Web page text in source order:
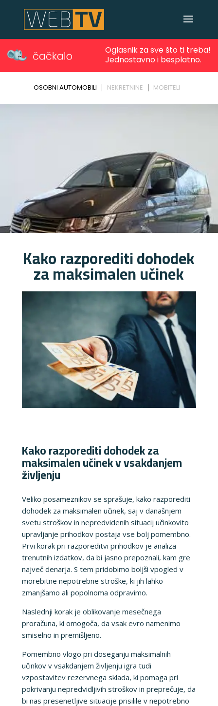
Kako razporediti dohodek
za maksimalen učinek
Kako razporediti dohodek za
maksimalen učinek v vsakdanjem
življenju
Veliko posameznikov se sprašuje, kako razporediti
dohodek za maksimalen učinek, saj v današnjem
svetu stroškov in nepredvidenih situacij učinkovito
upravljanje prihodkov postaja vse bolj pomembno.
Prvi korak pri razporeditvi prihodkov je analiza
trenutnih izdatkov, da bi jasno prepoznali, kam gre
največ denarja. S tem pridobimo boljši vpogled v
morebitne nepotrebne stroške, ki jih lahko
zmanjšamo ali popolnoma odpravimo.
Naslednji korak je oblikovanje mesečnega
proračuna, ki omogoča, da vsak evro namenimo
smiselno in premišljeno.
Pomembno vlogo pri doseganju maksimalnih
učinkov v vsakdanjem življenju igra tudi
vzpostavitev rezervnega sklada, ki pomaga pri
pokrivanju nepredvidljivih stroškov in preprečuje, da
bi nas presenetljive situacije prisilile v nepotrebno